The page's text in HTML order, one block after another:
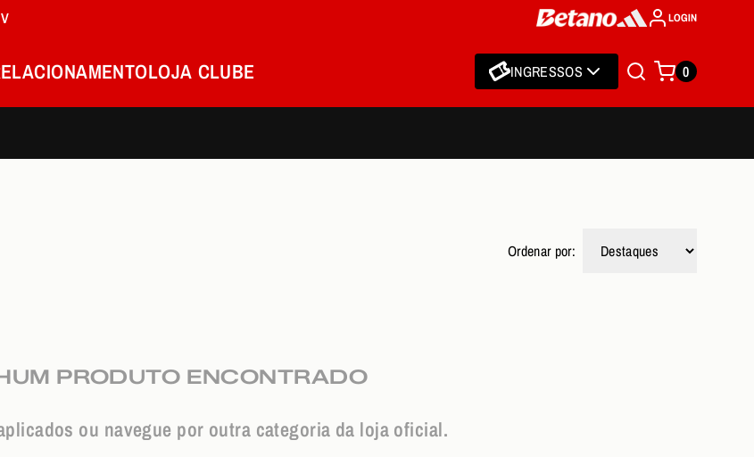
LOGIN
LOJA CLUBE INGRESSOS 0
Ordenar por:
PRODUTO ENCONTRADO
ou navegue por outra categoria da loja oficial.